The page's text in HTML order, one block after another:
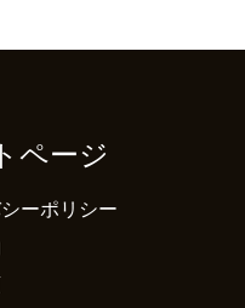
ページ
ーポリシー